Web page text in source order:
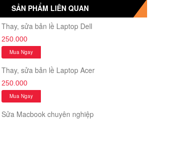
SẢN PHẨM LIÊN QUAN
Thay, sửa bản lề Laptop Dell
250.000
Mua Ngay
Thay, sửa bản lề Laptop Acer
250.000
Mua Ngay
Sửa Macbook chuyên nghiệp